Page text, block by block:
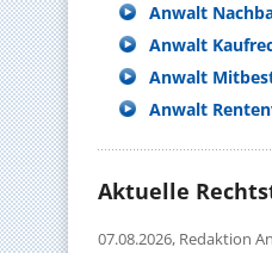
Anwalt
Anwalt
Anwalt
Anwalt
Aktuelle
07.08.2026, Redaktion